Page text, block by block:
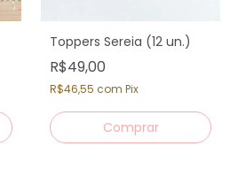
Toppers Sereia (12 un.)
R$49,00
R$46,55 com Pix